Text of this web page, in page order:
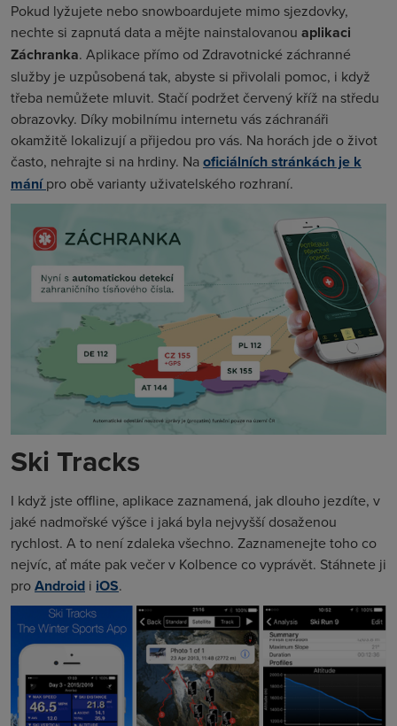
Pokud lyžujete nebo snowboardujete mimo sjezdovky,
nechte si zapnutá data a mějte nainstalovanou aplikaci
Záchranka. Aplikace přímo od Zdravotnické záchranné
služby je uzpůsobená tak, abyste si přivolali pomoc, i když
třeba nemůžete mluvit. Stačí podržet červený kříž na středu
obrazovky. Díky mobilnímu internetu vás záchranáři
okamžitě lokalizují a přijedou pro vás. Na horách jde o život
často, nehrajte si na hrdiny. Naoficiálních stránkách je k
mánípro obě varianty uživatelského rozhraní.
Ski Tracks
I když jste offline, aplikace zaznamená, jak dlouho jezdíte, v
jaké nadmořské výšce i jaká byla nejvyšší dosaženou
rychlost. A to není zdaleka všechno. Zaznamenejte toho co
nejvíc, ať máte pak večer v Kolbence co vyprávět. Stáhnete ji
proAndroid i iOS.